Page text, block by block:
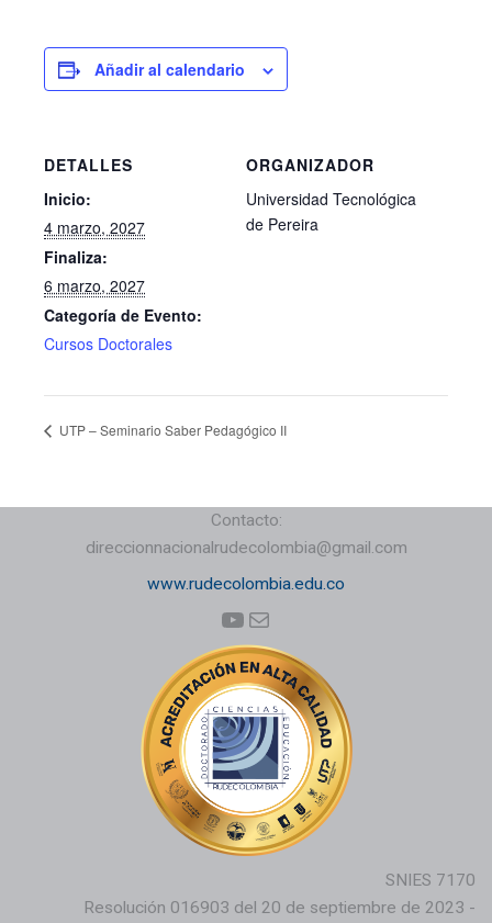
Añadir al calendario
DETALLES
Inicio:
4 marzo, 2027
Finaliza:
6 marzo, 2027
Categoría de Evento:
Cursos Doctorales
ORGANIZADOR
Universidad Tecnológica
de Pereira
UTP – Seminario Saber Pedagógico II
Contacto:
direccionnacionalrudecolombia@gmail.com
www.rudecolombia.edu.co
YouTube
Correo electrónico
SNIES 7170
Resolución 016903 del 20 de septiembre de 2023 -